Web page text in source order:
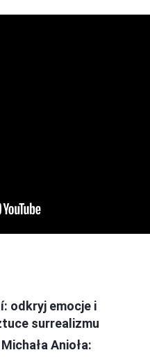
odkryj emocje i
surrealizmu
Anioła: